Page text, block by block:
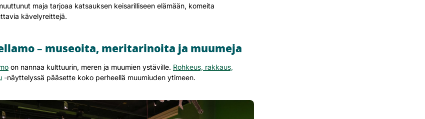
maja tarjoaa katsauksen keisarilliseen elämään, komeita
kävelyreittejä.
– museoita, meritarinoita ja muumeja
on nannaa kulttuurin, meren ja muumien ystäville. Rohkeus, rakkaus,
-näyttelyssä pääsette koko perheellä muumiuden ytimeen.